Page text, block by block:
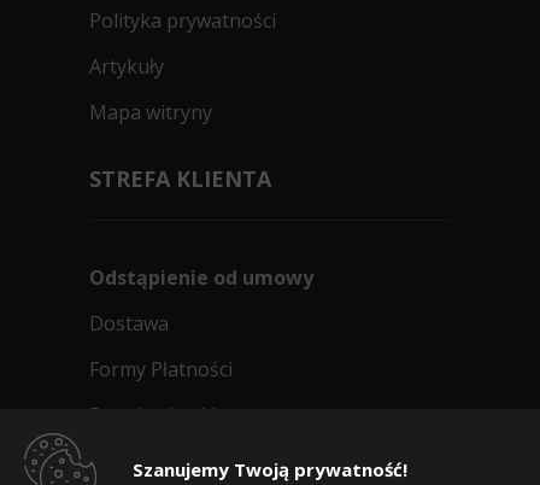
Szanujemy Twoją prywatność!
Polityka prywatności
Artykuły
Mapa witryny
STREFA KLIENTA
Odstąpienie od umowy
Dostawa
Formy Płatności
Regulamin sklepu
Dlaczego warto kupić w 24opony.pl